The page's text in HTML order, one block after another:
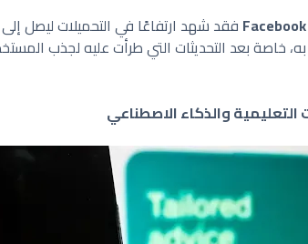
Facebook
خاصة بعد التحديثات التي طرأت عليه لجذب
التعليمية والذكاء الاصطناعي